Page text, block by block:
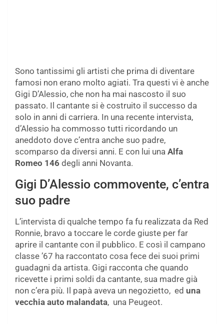
Sono tantissimi gli artisti che prima di diventare
famosi non erano molto agiati. Tra questi vi è anche
Gigi D’Alessio, che non ha mai nascosto il suo
passato. Il cantante si è costruito il successo da
solo in anni di carriera. In una recente intervista,
d’Alessio ha commosso tutti ricordando un
aneddoto dove c’entra anche suo padre,
scomparso da diversi anni. E con lui una Alfa
Romeo 146 degli anni Novanta.
Gigi D’Alessio commovente, c’entra
suo padre
L’intervista di qualche tempo fa fu realizzata da Red
Ronnie, bravo a toccare le corde giuste per far
aprire il cantante con il pubblico. E così il campano
classe ’67 ha raccontato cosa fece dei suoi primi
guadagni da artista. Gigi racconta che quando
ricevette i primi soldi da cantante, sua madre già
non c’era più. Il papà aveva un negozietto, ed una
vecchia auto malandata, una Peugeot.